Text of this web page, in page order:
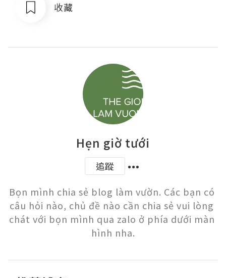
收藏
Hẹn giờ tưới
追蹤
Bọn mình chia sẻ blog làm vườn. Các bạn có
câu hỏi nào, chủ đề nào cần chia sẻ vui lòng
chát với bọn mình qua zalo ở phía dưới màn
hình nha.